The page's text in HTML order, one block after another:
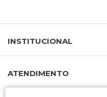
INSTITUCIONAL
ATENDIMENTO